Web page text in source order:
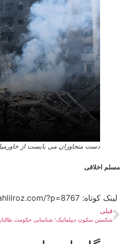
دست متجاوزان می بایست از
مسلم اخلاقی
لینک کوتاه:​ https://tahlilroz.com/?p=8767
قبلی